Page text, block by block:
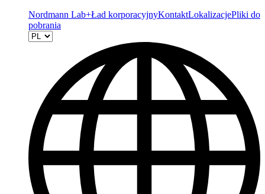
Nordmann Lab+Ład korporacyjnyKontaktLokalizacjePliki do
pobrania